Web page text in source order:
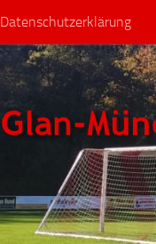
Datenschutzerklärung